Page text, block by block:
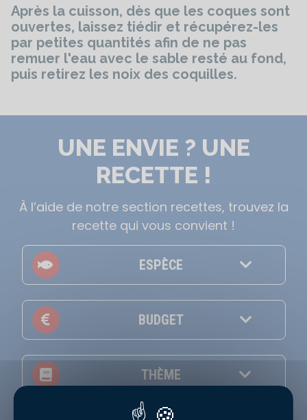
Après la cuisson, dès que les coques sont
ouvertes, laissez tiédir et récupérez-les
par petites quantités afin de ne pas
remuer l'eau avec le sable resté au fond,
puis retirez les noix des coquilles.
UNE ENVIE ? UNE
RECETTE !
À l’aide de notre section recettes, trouvez la
recette qui vous convient !
ESPÈCE
BUDGET
THÈME